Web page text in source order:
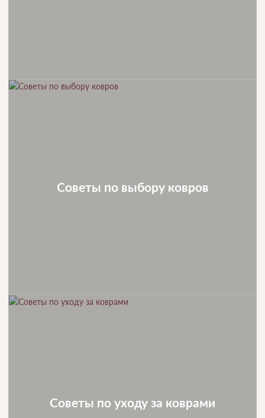
Советы по выбору ковров
Советы по уходу за коврами